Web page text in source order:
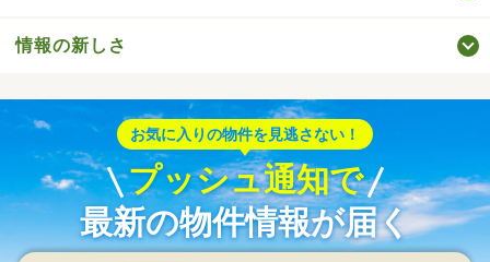
情報の新しさ
お気に入りの物件を見逃さない！
プッシュ通知で
最新の物件情報が届く